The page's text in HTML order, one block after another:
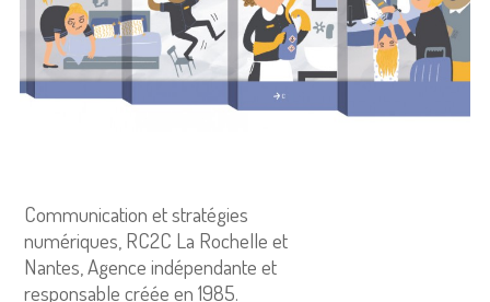
Communication et stratégies
numériques, RC2C La Rochelle et
Nantes, Agence indépendante et
responsable créée en 1985.